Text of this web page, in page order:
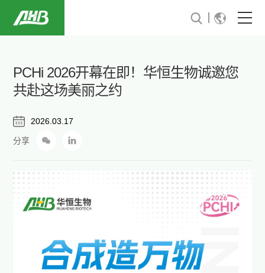
关于我们
行业解决方案
新闻与活动
投资者关系
PCHi 2026开幕在即！华恒生物诚邀您
共赴这场美丽之约
2026.03.17
分享